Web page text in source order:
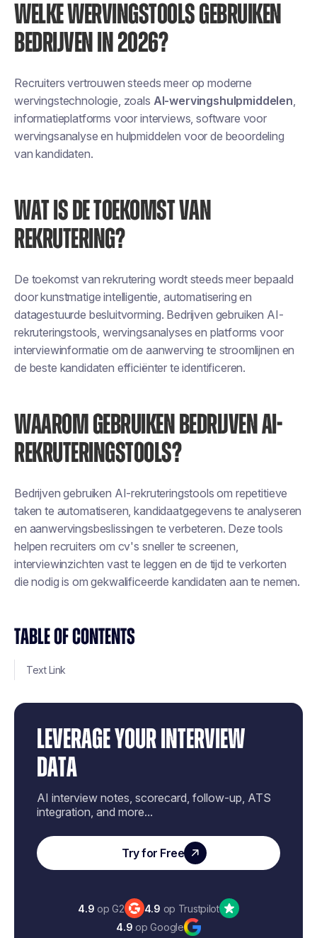
TABLE OF CONTENTS
Text Link
LEVERAGE YOUR INTERVIEW
DATA
AI interview notes, scorecard, follow-up, ATS
integration, and more...
Try for Free
4.9 op G2 4.9 op Trustpilot
4.9 op Google
WELKE WERVINGSTOOLS GEBRUIKEN
BEDRIJVEN IN 2026?
Recruiters vertrouwen steeds meer op moderne
wervingstechnologie, zoals AI-wervingshulpmiddelen,
informatieplatforms voor interviews, software voor
wervingsanalyse en hulpmiddelen voor de beoordeling
van kandidaten.
WAT IS DE TOEKOMST VAN
REKRUTERING?
De toekomst van rekrutering wordt steeds meer bepaald
door kunstmatige intelligentie, automatisering en
datagestuurde besluitvorming. Bedrijven gebruiken AI-
rekruteringstools, wervingsanalyses en platforms voor
interviewinformatie om de aanwerving te stroomlijnen en
de beste kandidaten efficiënter te identificeren.
WAAROM GEBRUIKEN BEDRIJVEN AI-
REKRUTERINGSTOOLS?
Bedrijven gebruiken AI-rekruteringstools om repetitieve
taken te automatiseren, kandidaatgegevens te analyseren
en aanwervingsbeslissingen te verbeteren. Deze tools
helpen recruiters om cv's sneller te screenen,
interviewinzichten vast te leggen en de tijd te verkorten
die nodig is om gekwalificeerde kandidaten aan te nemen.